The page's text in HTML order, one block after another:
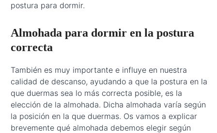
postura para dormir.
Almohada para dormir en la postura
correcta
También es muy importante e influye en nuestra
calidad de descanso, ayudando a que la postura en la
que duermas sea lo más correcta posible, es la
elección de la almohada. Dicha almohada varía según
la posición en la que duermas. Os vamos a explicar
brevemente qué almohada debemos elegir según